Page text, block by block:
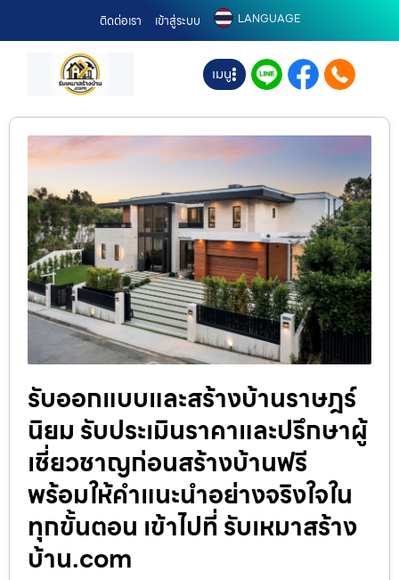
ติดต่อเรา เข้าสู่ระบบ LANGUAGE
เมนู
รับออกแบบและสร้างบ้านราษฎร์
นิยม รับประเมินราคาและปรึกษาผู้
เชี่ยวชาญก่อนสร้างบ้านฟรี
พร้อมให้คำแนะนำอย่างจริงใจใน
ทุกขั้นตอน เข้าไปที่ รับเหมาสร้าง
บ้าน.com